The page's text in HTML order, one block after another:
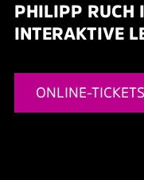
PHILIPP RUCH
INTERAKTIVE
ONLINE-TICKETS